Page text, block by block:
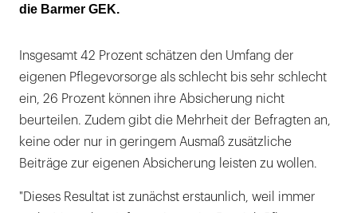
die Barmer GEK.
Insgesamt 42 Prozent schätzen den Umfang der
eigenen Pflegevorsorge als schlecht bis sehr schlecht
ein, 26 Prozent können ihre Absicherung nicht
beurteilen. Zudem gibt die Mehrheit der Befragten an,
keine oder nur in geringem Ausmaß zusätzliche
Beiträge zur eigenen Absicherung leisten zu wollen.
"Dieses Resultat ist zunächst erstaunlich, weil immer